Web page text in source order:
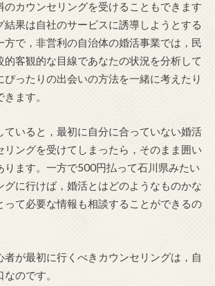
のカウンセリングを受けることもできます
結果は自社のサービスに誘導しようとする
方で，非営利の自治体の婚活事業では，民
的客観的な目線であなたの状況を分析して
ぴったりの出会いの方法を一緒に考えたり
ます。
ていると，最初に自分に合っていない婚活
リングを受けてしまったら，そのまま囲い
ります。一方で500円払って石川県みたい
グに行けば，婚活とはどのようなものかな
って必要な情報も相談することができるの
者が最初に行くべきカウンセリングは，自
のです。